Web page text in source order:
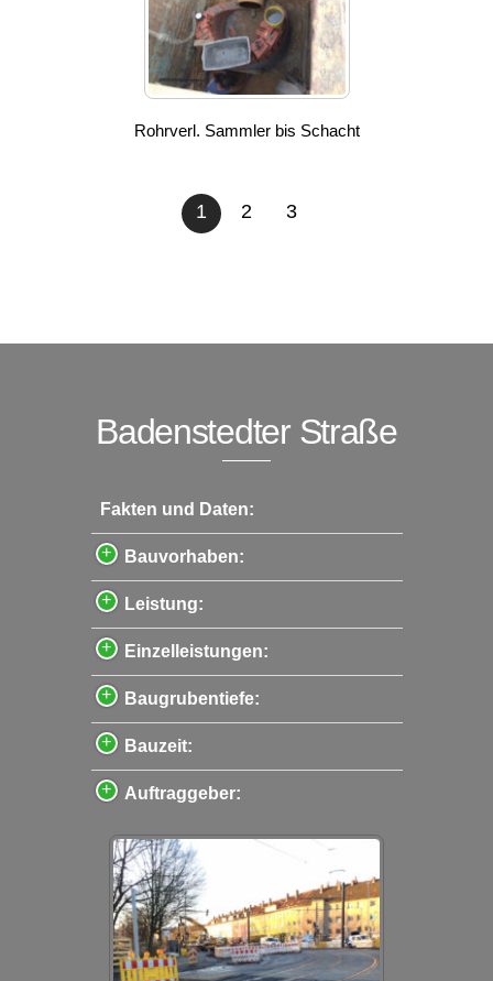
Rohrverl. Sammler bis Schacht
1 2 3
Badenstedter Straße
Fakten und Daten:
Bauvorhaben:
Leistung:
Einzelleistungen:
Baugrubentiefe:
Bauzeit:
Auftraggeber: